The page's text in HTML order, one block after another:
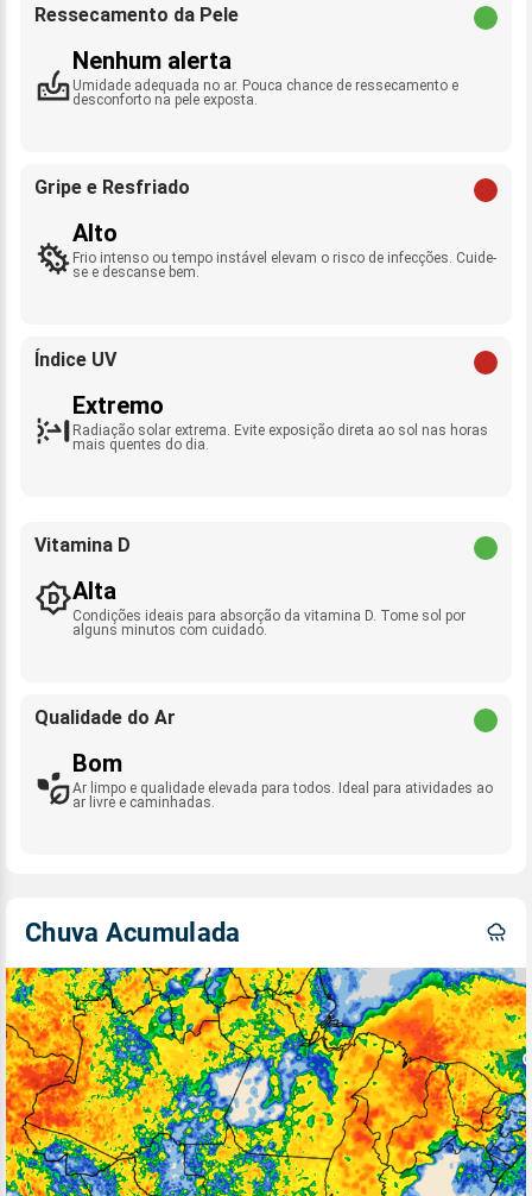
Ressecamento da Pele
Nenhum alerta
Umidade adequada no ar. Pouca chance de ressecamento e
desconforto na pele exposta.
Gripe e Resfriado
Alto
Frio intenso ou tempo instável elevam o risco de infecções. Cuide-
se e descanse bem.
Índice UV
Extremo
Radiação solar extrema. Evite exposição direta ao sol nas horas
mais quentes do dia.
Vitamina D
Alta
Condições ideais para absorção da vitamina D. Tome sol por
alguns minutos com cuidado.
Qualidade do Ar
Bom
Ar limpo e qualidade elevada para todos. Ideal para atividades ao
ar livre e caminhadas.
Chuva Acumulada